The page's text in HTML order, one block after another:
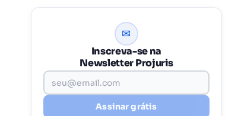
✉
Inscreva-se na
Newsletter Projuris
Assinar grátis